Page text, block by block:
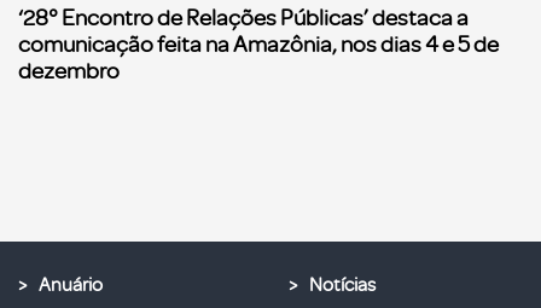
‘28° Encontro de Relações Públicas’ destaca a
comunicação feita na Amazônia, nos dias 4 e 5 de
dezembro
Anuário Notícias